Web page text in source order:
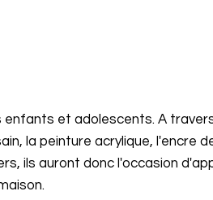
et adolescents. A
la peinture acrylique, l'encre
ils auront donc l'occasion